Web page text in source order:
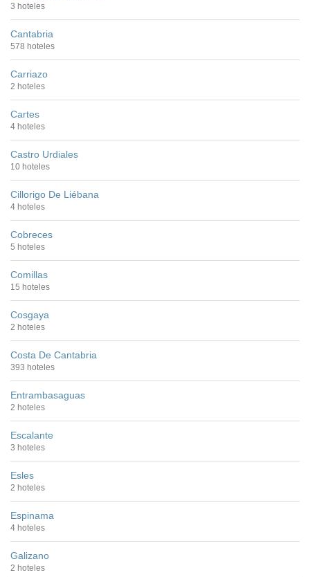
3 hoteles
Cantabria
578 hoteles
Carriazo
2 hoteles
Cartes
4 hoteles
Castro Urdiales
10 hoteles
Cillorigo De Liébana
4 hoteles
Cobreces
5 hoteles
Comillas
15 hoteles
Cosgaya
2 hoteles
Costa De Cantabria
393 hoteles
Entrambasaguas
2 hoteles
Escalante
3 hoteles
Esles
2 hoteles
Espinama
4 hoteles
Galizano
2 hoteles